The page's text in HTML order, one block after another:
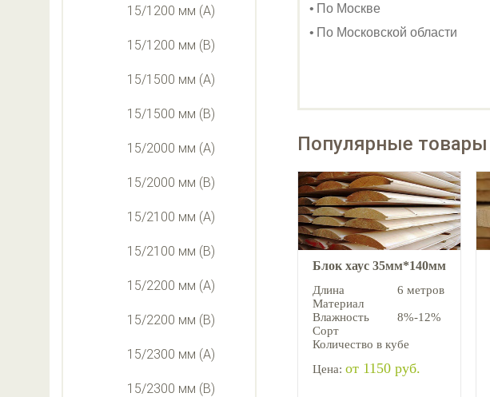
15/1200 мм (А)
15/1200 мм (В)
15/1500 мм (А)
15/1500 мм (В)
15/2000 мм (А)
15/2000 мм (В)
15/2100 мм (А)
15/2100 мм (В)
15/2200 мм (А)
15/2200 мм (В)
15/2300 мм (А)
15/2300 мм (В)
По Москве
По Московской области
Популярные товары
Блок хаус 35мм*140мм
Длина
6 метров
Материал
Влажность
8%-12%
Сорт
Количество в кубе
Цена: от 1150 руб.